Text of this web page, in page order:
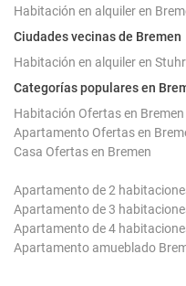
Habitación en alquiler en
Ciudades vecinas de Bremen
Habitación en alquiler en Stuhr
Categorías populares en
Habitación Ofertas en Bremen
Apartamento Ofertas en
Casa Ofertas en Bremen
Apartamento de 2
Apartamento de 3
Apartamento de 4
Apartamento amueblado